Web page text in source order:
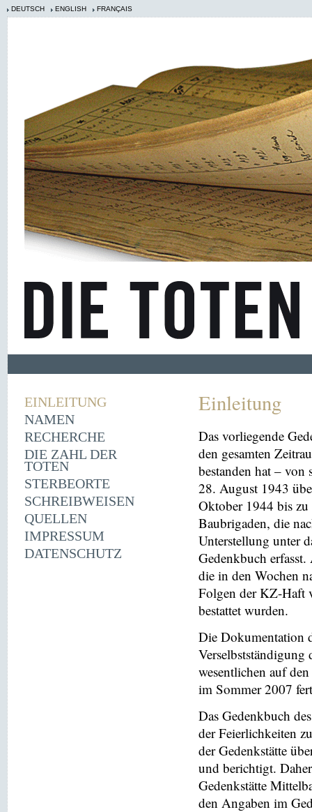
DEUTSCH ENGLISH FRANÇAIS
EINLEITUNG
NAMEN
RECHERCHE
DIE ZAHL DER
TOTEN
STERBEORTE
SCHREIBWEISEN
QUELLEN
IMPRESSUM
DATENSCHUTZ
Einleitung
Das vorliegende
den gesamten
bestanden hat –
28. August 1943
Oktober 1944 bis
Baubrigaden, die
Unterstellung unter
Gedenkbuch
die in den Wochen
Folgen der KZ-Haft
bestattet wurden.
Die Dokumentation
wesentlichen auf
im Sommer 2007
Das Gedenkbuch
der Feierlichkeiten
der Gedenkstätte
und berichtigt.
Gedenkstätte
den Angaben im